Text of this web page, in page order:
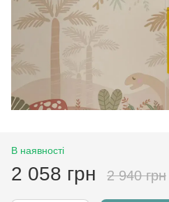
В наявності
2 058 грн 2 940 грн